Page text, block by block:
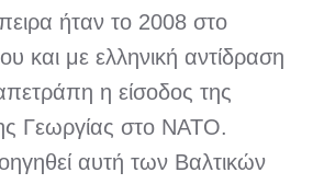
ήταν το 2008 στο
και με ελληνική αντίδραση
η είσοδος της
Γεωργίας στο ΝΑΤΟ.
αυτή των Βαλτικών